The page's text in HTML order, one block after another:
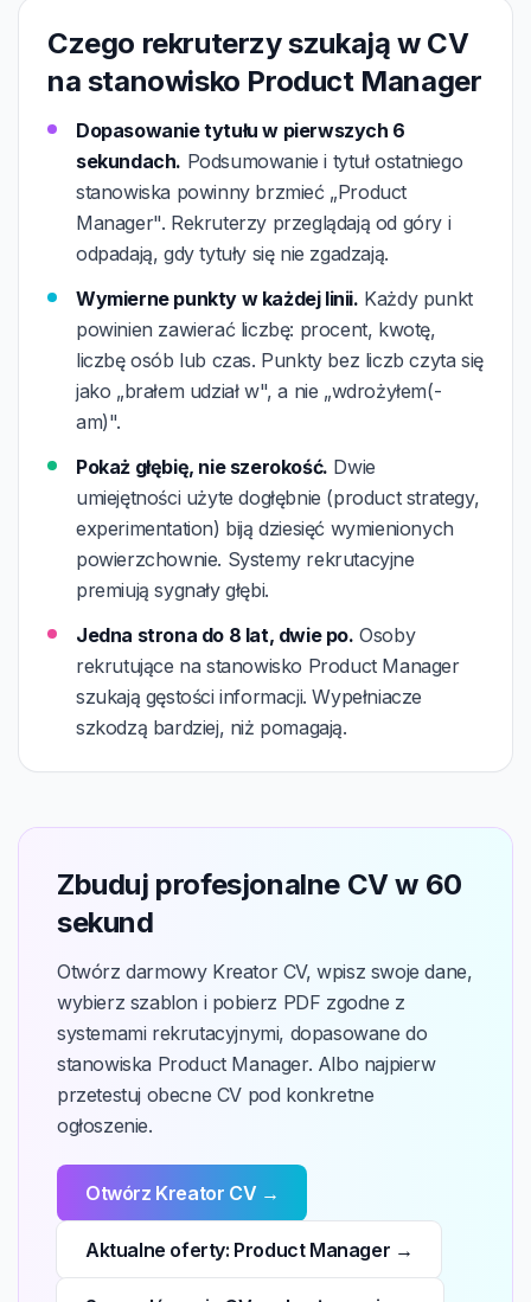
Czego rekruterzy szukają w CV
na stanowisko Product Manager
Dopasowanie tytułu w pierwszych 6
sekundach. Podsumowanie i tytuł ostatniego
stanowiska powinny brzmieć „Product
Manager". Rekruterzy przeglądają od góry i
odpadają, gdy tytuły się nie zgadzają.
Wymierne punkty w każdej linii. Każdy punkt
powinien zawierać liczbę: procent, kwotę,
liczbę osób lub czas. Punkty bez liczb czyta się
jako „brałem udział w", a nie „wdrożyłem(-
am)".
Pokaż głębię, nie szerokość. Dwie
umiejętności użyte dogłębnie (product strategy,
experimentation) biją dziesięć wymienionych
powierzchownie. Systemy rekrutacyjne
premiują sygnały głębi.
Jedna strona do 8 lat, dwie po. Osoby
rekrutujące na stanowisko Product Manager
szukają gęstości informacji. Wypełniacze
szkodzą bardziej, niż pomagają.
Zbuduj profesjonalne CV w 60
sekund
Otwórz darmowy Kreator CV, wpisz swoje dane,
wybierz szablon i pobierz PDF zgodne z
systemami rekrutacyjnymi, dopasowane do
stanowiska Product Manager. Albo najpierw
przetestuj obecne CV pod konkretne
ogłoszenie.
Otwórz Kreator CV →
Aktualne oferty: Product Manager →